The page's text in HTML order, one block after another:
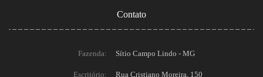
Contato
Fazenda: Sítio Campo Lindo - MG
Escritório:
Rua Cristiano Moreira, 150